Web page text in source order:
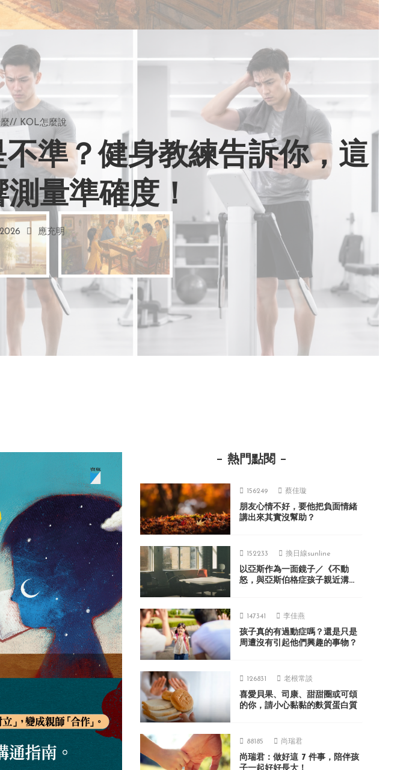
// KOL怎麼說
準？健身教練告訴你，這
量準確度！
應充明
熱門點閱
156249 蔡佳璇
朋友心情不好，要他把負面情緒
講出來其實沒幫助？
152233 換日線sunline
以亞斯作為一面鏡子／《不動
怒，與亞斯伯格症孩子親近溝
147341 李佳燕
孩子真的有過動症嗎？還是只是
周遭沒有引起他們興趣的事物？
126831 老根常談
喜愛貝果、司康、甜甜圈或可頌
的你，請小心黏黏的麩質蛋白質
88185 尚瑞君
尚瑞君：做好這 7 件事，陪伴孩
子一起好好長大！